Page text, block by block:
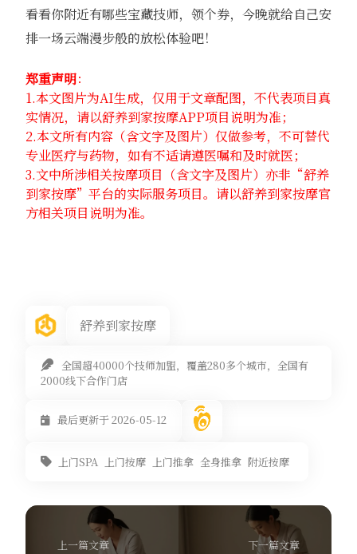
看看你附近有哪些宝藏技师，领个券，今晚就给自己安
排一场云端漫步般的放松体验吧！
郑重声明：
1.本文图片为AI生成，仅用于文章配图，不代表项目真
实情况，请以舒养到家按摩APP项目说明为准；
2.本文所有内容（含文字及图片）仅做参考，不可替代
专业医疗与药物，如有不适请遵医嘱和及时就医；
3.文中所涉相关按摩项目（含文字及图片）亦非“舒养
到家按摩”平台的实际服务项目。请以舒养到家按摩官
方相关项目说明为准。
舒养到家按摩
全国超40000个技师加盟，覆盖280多个城市，全国有
2000线下合作门店
最后更新于 2026-05-12
上门SPA 上门按摩 上门推拿 全身推拿 附近按摩
上一篇文章 下一篇文章